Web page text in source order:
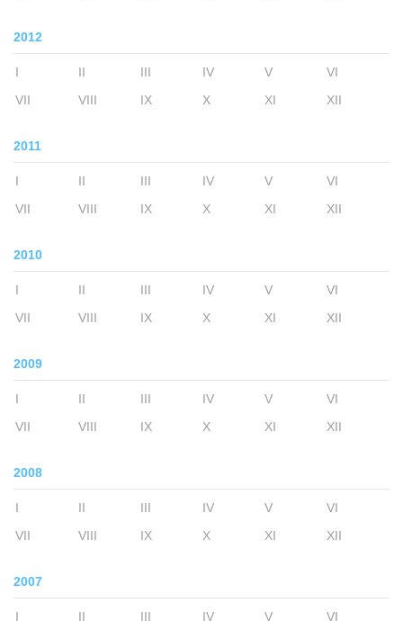
2012
I II III IV V
VI
VII
VIII IX X XI XII
2011
I II III IV V
VI
VII
VIII IX X XI XII
2010
I II III IV V
VI
VII
VIII IX X XI XII
2009
I II III IV V
VI
VII
VIII IX X XI XII
2008
I II III IV V
VI
VII
VIII IX X XI XII
2007
I II III IV V VI